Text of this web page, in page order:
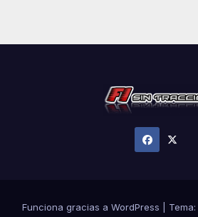
Funciona gracias a WordPress Tema: